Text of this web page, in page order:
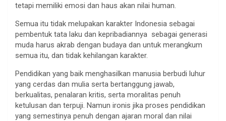
tetapi memiliki emosi dan haus akan nilai human.
Semua itu tidak melupakan karakter Indonesia sebagai
pembentuk tata laku dan kepribadiannya sebagai generasi
muda harus akrab dengan budaya dan untuk merangkum
semua itu, dan tidak kehilangan karakter.
Pendidikan yang baik menghasilkan manusia berbudi luhur
yang cerdas dan mulia serta bertanggung jawab,
berkualitas, penalaran kritis, serta moralitas penuh
ketulusan dan terpuji. Namun ironis jika proses pendidikan
yang semestinya penuh dengan ajaran moral dan nilai